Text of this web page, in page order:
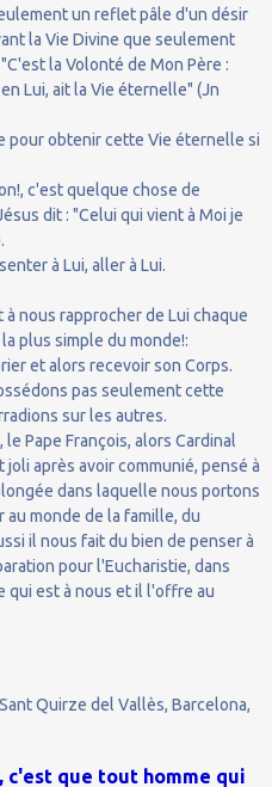
un reflet pâle d'un désir
la Vie Divine que seulement
la Volonté de Mon Père :
Lui, ait la Vie éternelle" (Jn
pour obtenir cette Vie éternelle si
c'est quelque chose de
dit : "Celui qui vient à Moi je
à Lui, aller à Lui.
nous rapprocher de Lui chaque
plus simple du monde!:
et alors recevoir son Corps.
pas seulement cette
sur les autres.
Pape François, alors Cardinal
après avoir communié, pensé à
dans laquelle nous portons
monde de la famille, du
il nous fait du bien de penser à
pour l'Eucharistie, dans
qui est à nous et il l'offre au
Quirze del Vallès, Barcelona,
c'est que tout homme qui